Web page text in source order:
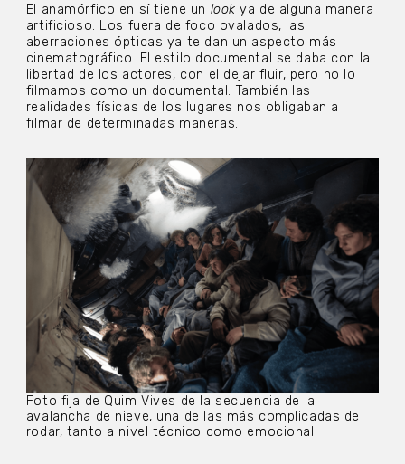
El anamórfico en sí tiene un look ya de alguna manera
artificioso. Los fuera de foco ovalados, las
aberraciones ópticas ya te dan un aspecto más
cinematográfico. El estilo documental se daba con la
libertad de los actores, con el dejar fluir, pero no lo
filmamos como un documental. También las
realidades físicas de los lugares nos obligaban a
filmar de determinadas maneras.
Foto fija de Quim Vives de la secuencia de la
avalancha de nieve, una de las más complicadas de
rodar, tanto a nivel técnico como emocional.